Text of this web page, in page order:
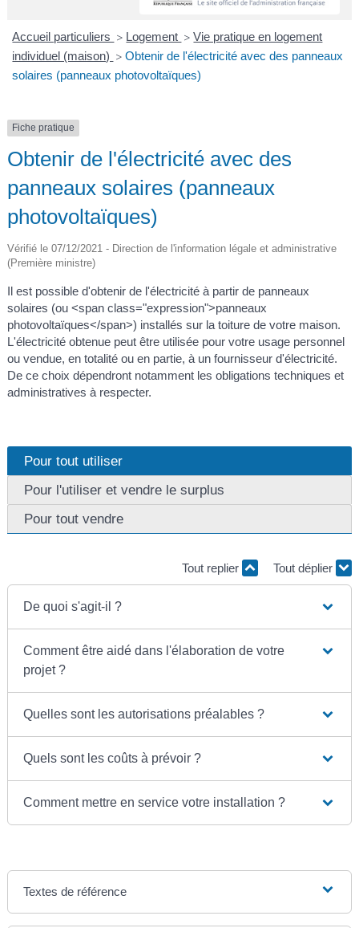
R
Accueil particuliers > Logement > Vie pratique en logement
individuel (maison) > Obtenir de l'électricité avec des panneaux
solaires (panneaux photovoltaïques)
Fiche pratique
Obtenir de l'électricité avec des
panneaux solaires (panneaux
photovoltaïques)
Vérifié le 07/12/2021 - Direction de l'information légale et administrative
(Première ministre)
Il est possible d'obtenir de l'électricité à partir de panneaux
solaires (ou <span class="expression">panneaux
photovoltaïques</span>) installés sur la toiture de votre maison.
L'électricité obtenue peut être utilisée pour votre usage personnel
ou vendue, en totalité ou en partie, à un fournisseur d'électricité.
De ce choix dépendront notamment les obligations techniques et
administratives à respecter.
Pour tout utiliser
Pour l'utiliser et vendre le surplus
Pour tout vendre
Tout replier Tout déplier
De quoi s'agit-il ?
Comment être aidé dans l'élaboration de votre
projet ?
Quelles sont les autorisations préalables ?
Quels sont les coûts à prévoir ?
Comment mettre en service votre installation ?
Textes de référence